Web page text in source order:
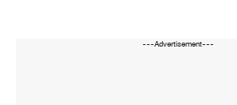
---Advertisement---